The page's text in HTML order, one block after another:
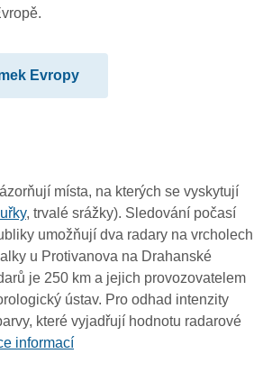
Evropy
místa, na kterých se vyskytují
, trvalé srážky). Sledování počasí
umožňují dva radary na vrcholech
u Protivanova na Drahanské
je 250 km a jejich provozovatelem
ústav. Pro odhad intenzity
které vyjadřují hodnotu radarové
informací